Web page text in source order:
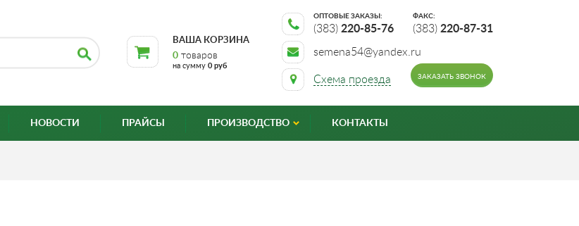
ВАША КОРЗИНА
0 товаров
на сумму 0 руб
Схема проезда
semena54@yandex.ru
ОПТОВЫЕ ЗАКАЗЫ:
(383) 220-85-76
ФАКС:
(383) 220-87-31
ЗАКАЗАТЬ ЗВОНОК
НОВОСТИ ПРАЙСЫ ПРОИЗВОДСТВО КОНТАКТЫ